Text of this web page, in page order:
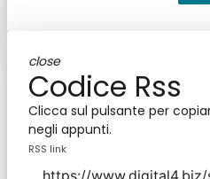
close
Codice Rss
Clicca sul pulsante per
negli appunti.
RSS link